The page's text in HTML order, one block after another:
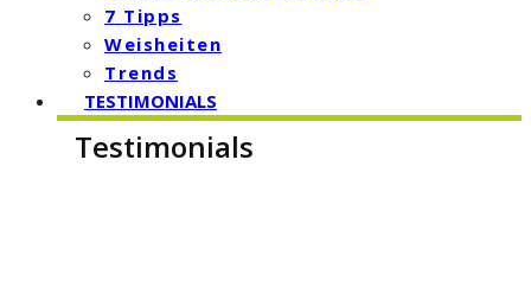
7 Tipps
Weisheiten
Trends
TESTIMONIALS
Testimonials